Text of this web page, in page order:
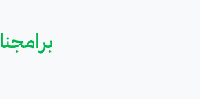
برامجنا